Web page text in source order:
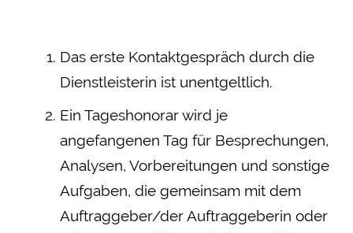
Das erste Kontaktgespräch durch die
Dienstleisterin ist unentgeltlich.
Ein Tageshonorar wird je
angefangenen Tag für Besprechungen,
Analysen, Vorbereitungen und sonstige
Aufgaben, die gemeinsam mit dem
Auftraggeber/der Auftraggeberin oder